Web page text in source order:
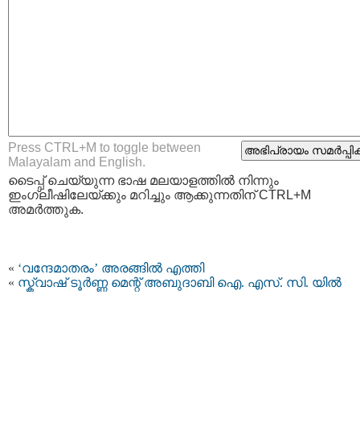
Press CTRL+M to toggle between
Malayalam and English.
ടൈപ്പ്‌ ചെയ്യുന്ന ഭാഷ മലയാളത്തില്‍ നിന്നും
ഇംഗ്ലീഷിലേയ്ക്കും മറിച്ചും ആക്കുന്നതിന് CTRL+M
അമര്‍ത്തുക.
« ‘വന്ദേമാതരം’ അരങ്ങില്‍ എത്തി
« സ്ക്വാഷ് ടൂര്‍ണ്ണ മെന്റ് അബുദാബി ഐ. എസ്. സി. യിൽ